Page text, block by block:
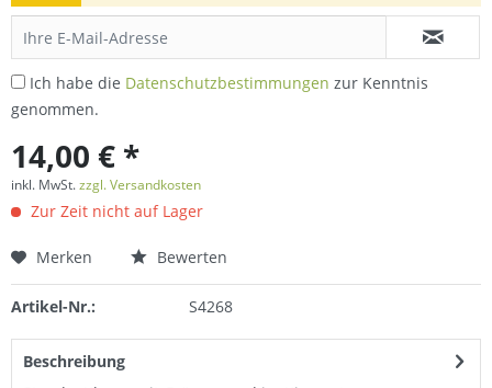
Ich habe die Datenschutzbestimmungen zur Kenntnis
genommen.
14,00 € *
inkl. MwSt.zzgl. Versandkosten
Zur Zeit nicht auf Lager
Merken Bewerten
Artikel-Nr.: S4268
Beschreibung